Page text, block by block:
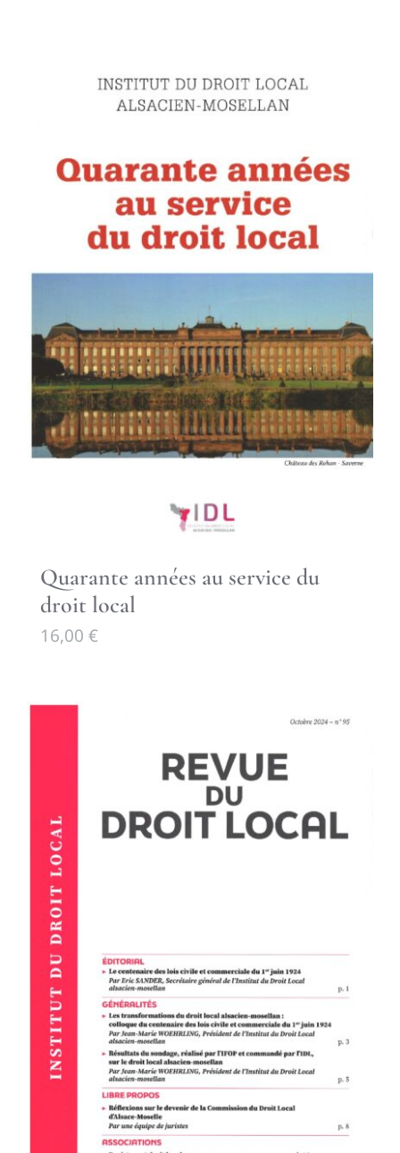
Quarante années au service du
droit local
16,00 €